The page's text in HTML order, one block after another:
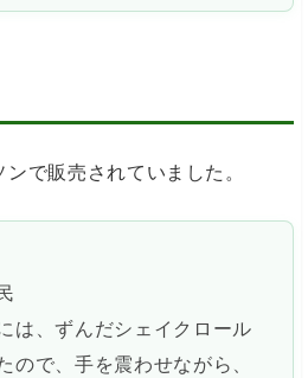
で販売されていました。
は、ずんだシェイクロール
ので、手を震わせながら、